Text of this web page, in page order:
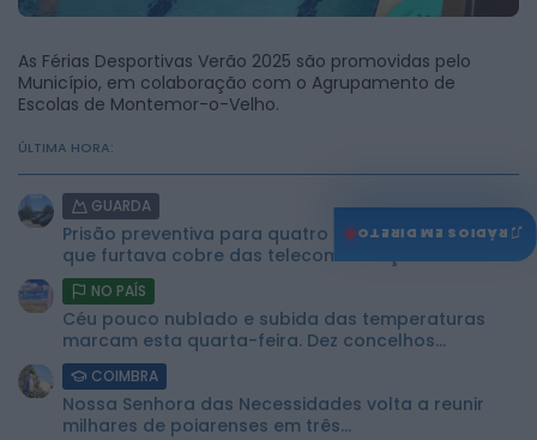
As Férias Desportivas Verão 2025 são promovidas pelo
Município, em colaboração com o Agrupamento de
Escolas de Montemor-o-Velho.
ÚLTIMA HORA:
GUARDA
Prisão preventiva para quatro arguidos em rede
que furtava cobre das telecomunicações....
NO PAÍS
Céu pouco nublado e subida das temperaturas
marcam esta quarta-feira. Dez concelhos...
COIMBRA
Nossa Senhora das Necessidades volta a reunir
milhares de poiarenses em três...
♫
RÁDIOS EM DIRETO